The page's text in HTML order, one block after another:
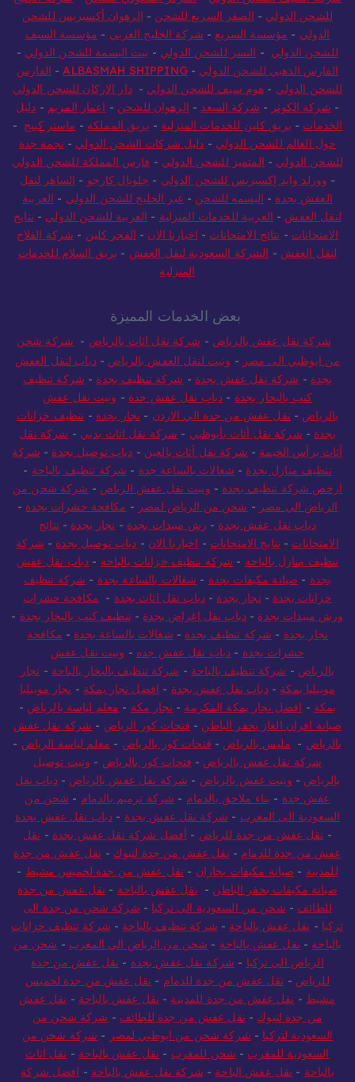
للشحن الدولي - الصقر السريع للشحن - الرهوان أكسبريس للشحن
الدولي - مؤسسة السريع - شركة الخليج العربي - مؤسسة السيف
للشحن الدولي - النسر للشحن الدولي - بيت البسمة للشحن الدولي -
الفارس الذهبي للشحن الدولي -
ALBASMAH SHIPPING
- الفارس
للشحن الدولي - هوم سيف للشحن الدولي -دار الاركان للشحن الدولي
- شركة الكوثر - شركة السعد - الرهوان للشحن - اعمار المريم - دليل
الخدمات - بريق كلين للخدمات المنزلية - بريق المملكة - ماستر كينج -
حول العالم للشحن الدولي - دليل شركات الشحن الدولي - نجمة جدة
للشحن الدولي - المتميز للشحن الدولي - فارس المملكة للشحن الدولي
- وورلد وايد إكسبريس للشحن الدولي - جلوبال كارجو - الساهر لنقل
العفش بجدة - البسمه للشحن - عبر الخليج للشحن الدولي - العربية
لنقل العفش - العربية للخدمات المنزلية - العربية للشحن الدولي - نتايج
الامتحانات - نتائج الامتحانات - اخبارنا الان - الفجر كلين - شركة الفلاح
لنقل العفش - الشركة السعودية لنقل العفش - بريق السلام للخدمات
المنزلية
بعض الخدمات المميزة
شركة نقل عفش بالرياض - شركة نقل اثاث بالرياض - شركة شحن
من ابوظبي الى مصر - ونيت لنقل العفش بالرياض -دباب لنقل العفش
بجدة - شركة نقل عفش بجدة - شركة تنظيف بجدة - شركة تنظيف
كنب بالبخار بجدة - دباب نقل عفش جدة - ونيت نقل عفش
بالرياض - نقل عفش من جدة الي الاردن - نجار بجدة - تنظيف خزانات
بجدة - شركة نقل أثاث بأبوظبي - شركة نقل اثاث بدبي - شركة نقل
أثاث برأس الخيمة - شركة نقل أثاث بالعين - دباب توصيل بجدة - شركة
تنظيف منازل بجدة - شغالات بالساعة جدة - شركة تنظيف بالباحة -
ارخص شركة تنظيف بجدة - ونيت نقل عفش الرياض - شركة شحن من
الرياض الي مصر - شحن من الرياض لمصر - مكافحة حشرات بجدة -
دباب نقل عفش بجدة - رش مبيدات بجدة - نجار بجدة - نتائج
الامتحانات - نتايج الامتحانات - اخبارنا الان - دباب توصيل بجدة - شركة
تنظيف منازل بالباحة - شركة تنظيف خزانات بالباحة - دباب نقل عفش
بجدة - صيانة مكيفات بجدة - شغالات بالساعة بجدة - شركة تنظيف
خزانات بجدة - نجار بجدة - دباب نقل اثاث بجدة - مكافحة حشرات
ورش مبيدات بجدة -دباب نقل اغراض بجدة -تنظيف كنب بالبخار بجدة -
نجار بجدة - شركة تنظيف بجدة - شغالات بالساعة بجدة - مكافحة
حشرات بجدة - دباب نقل عفش جده - ونيت نقل عفش
بالرياض - شركة تنظيف بالباحة - شركة تنظيف بالبخار بالباحة - نجار
موبيليا بمكة -دباب نقل عفش بجدة - افضل نجار بمكة - نجار موبيليا
بمكة - افضل نجار بمكة المكرمة - نجار مكة - معلم لياسة بالرياض -
صيانة افران الغاز بحفر الباطن - فتحات كور الرياض - شركة نقل عفش
بالرياض - مليس بالرياض - فتحات كور بالرياض - معلم لياسة الرياض -
شركة نقل عفش بالرياض - فتحات كور بالرياض - ونيت توصيل
بالرياض - ونيت عفش بالرياض - شركة نقل عفش بالرياض -دباب نقل
عفش جدة - بناء ملاحق بالدمام - شركة ترميم بالدمام - شحن من
السعودية الى المغرب - شركة نقل عفش بجدة - دباب نقل عفش بجدة
- نقل عفش من جدة للرياض - أفضل شركة نقل عفش بجدة - نقل
عفش من جدة للدمام - نقل عفش من جدة لتبوك - نقل عفش من جدة
للمدينة - صيانة مكيفات بجازان - نقل عفش من جدة لخميس مشيط -
صيانة مكيفات بحفر الباطن - نقل عفش بالباحة - نقل عفش من جدة
للطائف - شحن من السعودية الى تركيا - شركة شحن من جدة الى
تركيا - نقل عفش بالباحة - شركة تنظيف بالباحة - شركة تنظيف خزانات
بالباحة - نقل عفش بالباحة - شحن من الرياض الي المغرب - شحن من
الرياض الى تركيا - شركة نقل عفش بجدة - نقل عفش من جدة
للرياض - نقل عفش من جدة للدمام - نقل عفش من جدة لخميس
مشيط - نقل عفش من جدة للمدينة - نقل عفش بالباحة - نقل عفش
من جدة لتبوك - نقل عفش من جدة للطائف - شركة شحن من
السعودية لتركيا - شركة شحن من ابوظبي لمصر - شركة شحن من
السعودية للمغرب - شحن للمغرب - نقل عفش بالباحة - نقل اثاث
بالباحة - نقل عفش الباحة - شركة نقل عفش بالباحة - افضل شركة